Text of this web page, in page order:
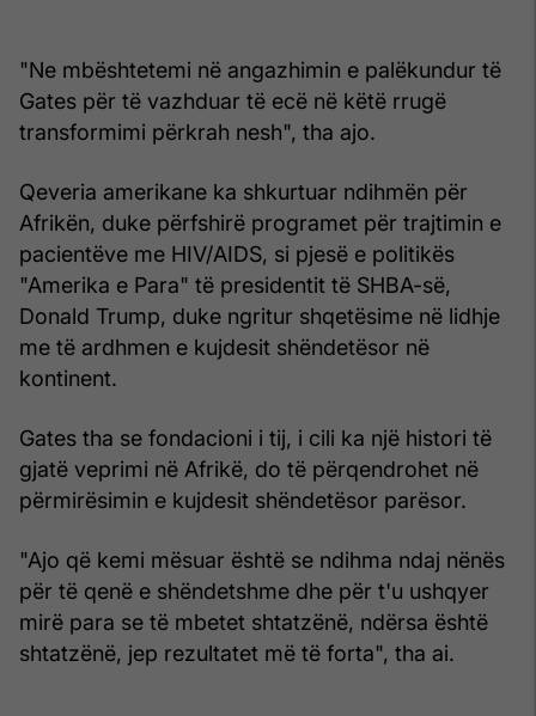
"Ne mbështetemi në angazhimin e palëkundur të
Gates për të vazhduar të ecë në këtë rrugë
transformimi përkrah nesh", tha ajo.
Qeveria amerikane ka shkurtuar ndihmën për
Afrikën, duke përfshirë programet për trajtimin e
pacientëve me HIV/AIDS, si pjesë e politikës
"Amerika e Para" të presidentit të SHBA-së,
Donald Trump, duke ngritur shqetësime në lidhje
me të ardhmen e kujdesit shëndetësor në
kontinent.
Gates tha se fondacioni i tij, i cili ka një histori të
gjatë veprimi në Afrikë, do të përqendrohet në
përmirësimin e kujdesit shëndetësor parësor.
"Ajo që kemi mësuar është se ndihma ndaj nënës
për të qenë e shëndetshme dhe për t'u ushqyer
mirë para se të mbetet shtatzënë, ndërsa është
shtatzënë, jep rezultatet më të forta", tha ai.